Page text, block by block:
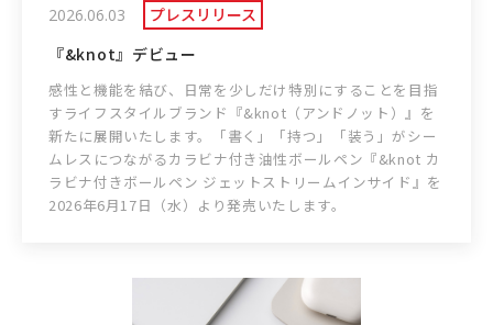
2026.06.03
プレスリリース
『&knot』デビュー
感性と機能を結び、日常を少しだけ特別にすることを目指
すライフスタイルブランド『&knot（アンドノット）』を
新たに展開いたします。「書く」「持つ」「装う」がシー
ムレスにつながるカラビナ付き油性ボールペン『&knot カ
ラビナ付きボールペン ジェットストリームインサイド』を
2026年6月17日（水）より発売いたします。